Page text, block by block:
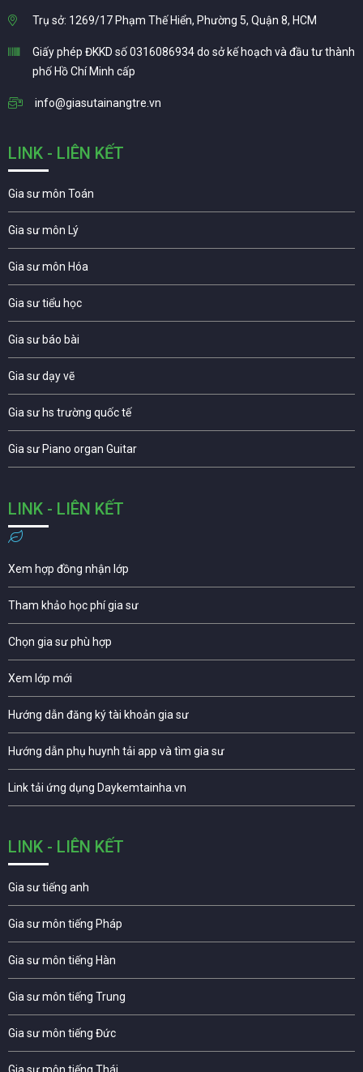
Trụ sở: 1269/17 Phạm Thế Hiển, Phường 5, Quận 8, HCM
Giấy phép ĐKKD số 0316086934 do sở kế hoạch và đầu tư thành
phố Hồ Chí Minh cấp
info@giasutainangtre.vn
LINK - LIÊN KẾT
Gia sư môn Toán
Gia sư môn Lý
Gia sư môn Hóa
Gia sư tiểu học
Gia sư báo bài
Gia sư dạy vẽ
Gia sư hs trường quốc tế
Gia sư Piano organ Guitar
LINK - LIÊN KẾT
Xem hợp đồng nhận lớp
Tham khảo học phí gia sư
Chọn gia sư phù hợp
Xem lớp mới
Hướng dẫn đăng ký tài khoản gia sư
Hướng dẫn phụ huynh tải app và tìm gia sư
Link tải ứng dụng Daykemtainha.vn
LINK - LIÊN KẾT
Gia sư tiếng anh
Gia sư môn tiếng Pháp
Gia sư môn tiếng Hàn
Gia sư môn tiếng Trung
Gia sư môn tiếng Đức
Gia sư môn tiếng Thái